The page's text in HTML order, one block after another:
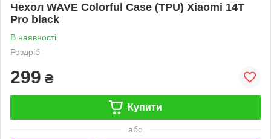
Чехол WAVE Colorful Case (TPU) Xiaomi 14T
Pro black
В наявності
Роздріб
299 ₴
Купити
або